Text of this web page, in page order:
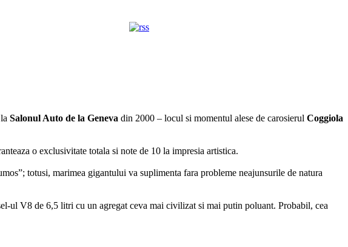
Salonul Auto de la Geneva din 2000 – locul si momentul alese de carosierul Coggiola
o exclusivitate totala si note de 10 la impresia artistica.
totusi, marimea gigantului va suplimenta fara probleme neajunsurile de natura
ul V8 de 6,5 litri cu un agregat ceva mai civilizat si mai putin poluant. Probabil, cea